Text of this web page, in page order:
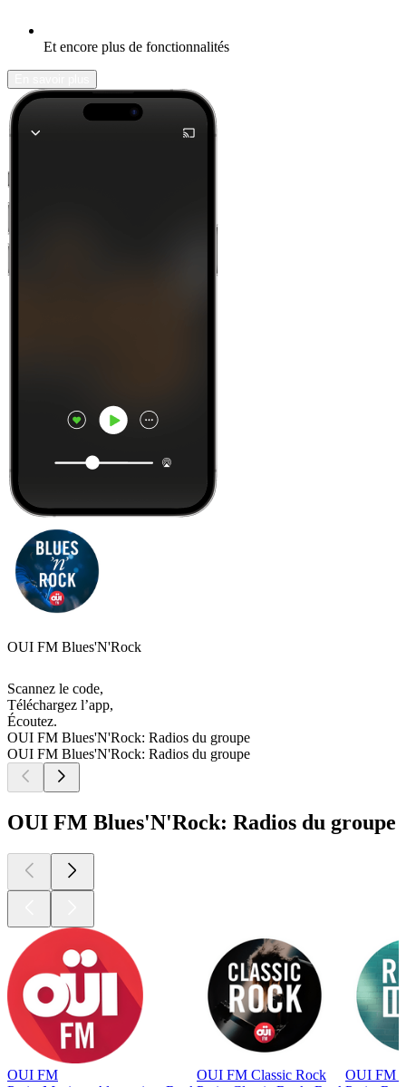
Et encore plus de fonctionnalités
OUI FM Blues'N'Rock
Scannez le code,
Téléchargez l’app,
Écoutez.
OUI FM Blues'N'Rock: Radios du groupe
OUI FM Blues'N'Rock: Radios du groupe
OUI FM Blues'N'Rock: Radios du groupe
OUI FM
OUI FM Classic Rock
OUI FM